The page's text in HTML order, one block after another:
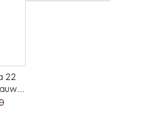
22